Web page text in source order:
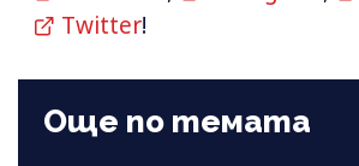
Twitter!
Още по темата